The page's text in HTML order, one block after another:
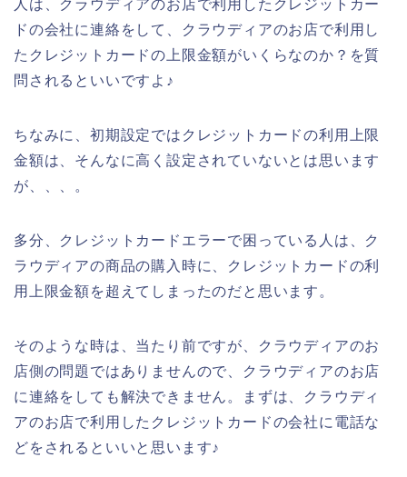
人は、クラウディアのお店で利用したクレジットカー
ドの会社に連絡をして、クラウディアのお店で利用し
たクレジットカードの上限金額がいくらなのか？を質
問されるといいですよ♪
ちなみに、初期設定ではクレジットカードの利用上限
金額は、そんなに高く設定されていないとは思います
が、、、。
多分、クレジットカードエラーで困っている人は、ク
ラウディアの商品の購入時に、クレジットカードの利
用上限金額を超えてしまったのだと思います。
そのような時は、当たり前ですが、クラウディアのお
店側の問題ではありませんので、クラウディアのお店
に連絡をしても解決できません。まずは、クラウディ
アのお店で利用したクレジットカードの会社に電話な
どをされるといいと思います♪